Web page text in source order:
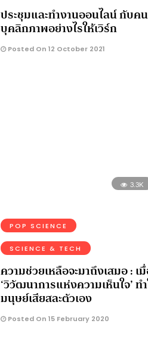
3.3K
POP SCIENCE
SCIENCE & TECH
ความช่วยเหลือจะมาถึงเสมอ : เ
‘วิวัฒนาการแห่งความเห็นใจ’ ท
มนุษย์เสียสละตัวเอง
Posted On 15 February 2020